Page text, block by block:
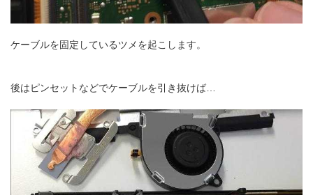
ケーブルを固定しているツメを起こします。
後はピンセットなどでケーブルを引き抜けば…